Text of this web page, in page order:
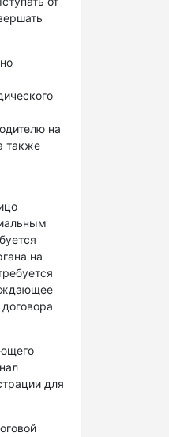
на
также
на
для